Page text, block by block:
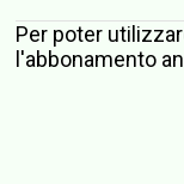
Per poter
l'abbonamento